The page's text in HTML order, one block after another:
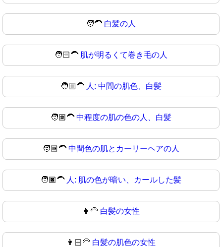
🧑‍🦱 白髪の人
🧑🏻‍🦱 肌が明るくて巻き毛の人
🧑🏼‍🦱 人: 中間の肌色、白髪
🧑🏽‍🦱 中程度の肌の色の人、白髪
🧑🏾‍🦱 中間色の肌とカーリーヘアの人
🧑🏿‍🦱 人: 肌の色が暗い、カールした髪
👩‍🦳 白髪の女性
👩🏻‍🦳 白髪の肌色の女性